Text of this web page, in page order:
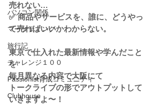
パソコン関係
マーケティング
旅行記
チャレンジ１００
Passionist育成コミュニティ
Clubhouse
売れない…
✅ 商品やサービスを、誰に、どうやっ
て売ればいいかわからない。
東京で仕入れた最新情報や学んだこと
を
毎月異なる内容で大阪にて
トークライブの形でアウトプットして
いきますよ〜！